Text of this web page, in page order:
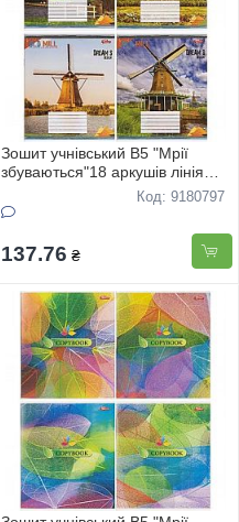
Зошит учнівський В5 "Мрії
збуваються"18 аркушів лінія
Код: 9180797
137.76 ₴